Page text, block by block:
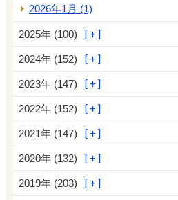
2026年1月 (1)
2025年 (100)
2024年 (152)
2023年 (147)
2022年 (152)
2021年 (147)
2020年 (132)
2019年 (203)